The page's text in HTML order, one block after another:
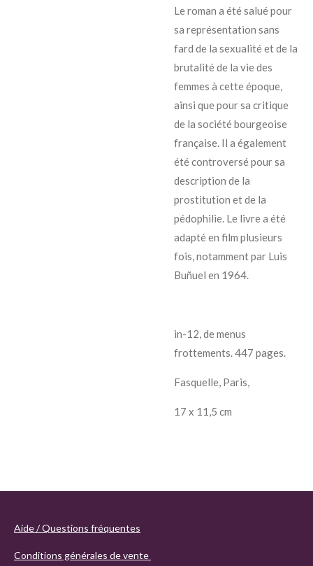
Le roman a été salué pour
sa représentation sans
fard de la sexualité et de la
brutalité de la vie des
femmes à cette époque,
ainsi que pour sa critique
de la société bourgeoise
française. Il a également
été controversé pour sa
description de la
prostitution et de la
pédophilie. Le livre a été
adapté en film plusieurs
fois, notamment par Luis
Buñuel en 1964.
in-12, de menus
frottements. 447 pages.
Fasquelle, Paris,
17 x 11,5 cm
Aide / Questions fréquentes
Conditions générales de vente